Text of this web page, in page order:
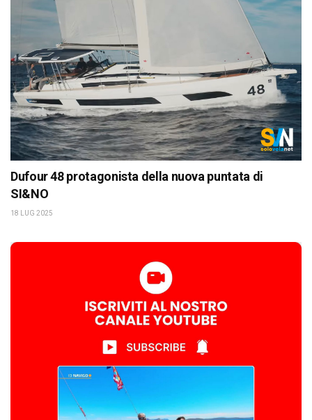
Dufour 48 protagonista della nuova puntata di
SI&NO
18 LUG 2025